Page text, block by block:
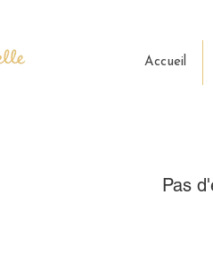
Accueil
Pas